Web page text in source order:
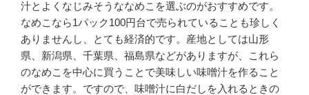
汁とよくなじみそうななめこを選ぶのがおすすめです。
なめこなら1パック100円台で売られていることも珍しく
ありませんし、とても経済的です。産地としては山形
県、新潟県、千葉県、福島県などがありますが、これら
のなめこを中心に買うことで美味しい味噌汁を作ること
ができます。ですので、味噌汁に白だしを入れるときの